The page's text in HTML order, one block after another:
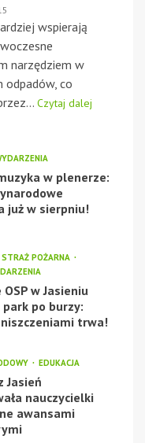
wspierają
narzędziem w
odpadów, co
Czytaj dalej
w plenerze:
już w sierpniu!
POŻARNA
w Jasieniu
po burzy:
trwa!
EDUKACJA
Jasień
nauczycielki
awansami